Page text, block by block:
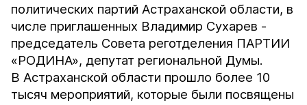
политических партий Астраханской области, в
числе приглашенных Владимир Сухарев -
председатель Совета реготделения ПАРТИИ
«РОДИНА», депутат региональной Думы.
В Астраханской области прошло более 10
тысяч мероприятий, которые были посвящены